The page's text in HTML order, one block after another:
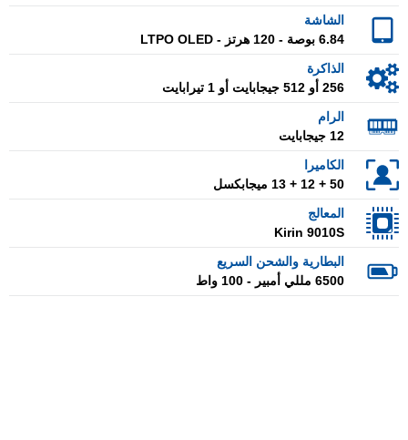
الشاشة
6.84 بوصة - 120 هرتز - LTPO OLED
الذاكرة
256 أو 512 جيجابايت أو 1 تيرابايت
الرام
12 جيجابايت
الكاميرا
50 + 12 + 13 ميجابكسل
المعالج
Kirin 9010S
البطارية والشحن السريع
6500 مللي أمبير - 100 واط